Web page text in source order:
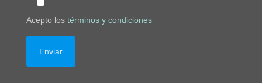
Acepto los términos y condiciones